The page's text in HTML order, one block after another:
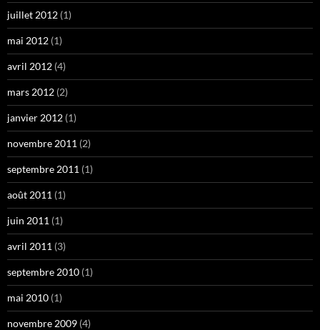
juillet 2012 (1)
mai 2012 (1)
avril 2012 (4)
mars 2012 (2)
janvier 2012 (1)
novembre 2011 (2)
septembre 2011 (1)
août 2011 (1)
juin 2011 (1)
avril 2011 (3)
septembre 2010 (1)
mai 2010 (1)
novembre 2009 (4)